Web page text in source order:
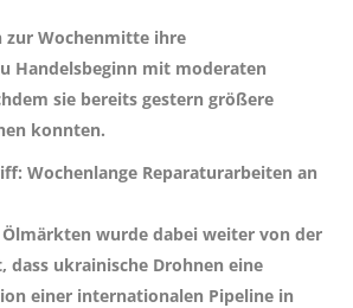
zur Wochenmitte ihre
Handelsbeginn mit moderaten
sie bereits gestern größere
konnten.
Wochenlange Reparaturarbeiten an
Ölmärkten wurde dabei weiter von der
dass ukrainische Drohnen eine
einer internationalen Pipeline in